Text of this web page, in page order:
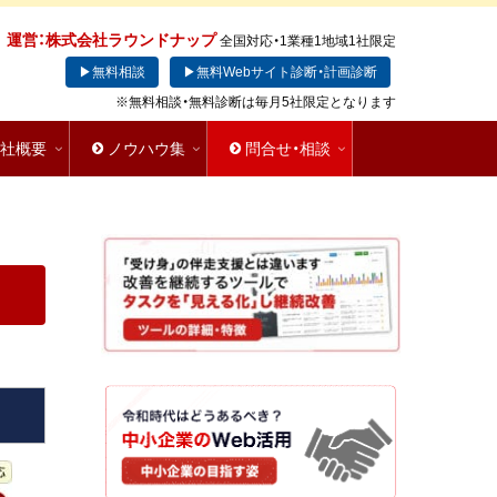
運営：株式会社ラウンドナップ 全国対応・1業種1地域1社限定
▶無料相談
▶無料Webサイト診断・計画診断
※無料相談・無料診断は毎月5社限定となります
概要 ノウハウ集 問合せ・相談